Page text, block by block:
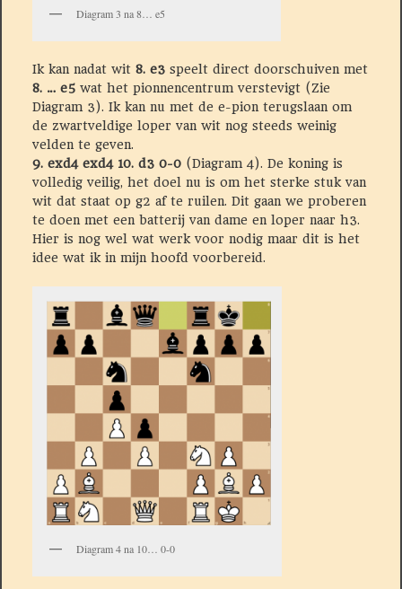
Diagram 3 na 8… e5
Ik kan nadat wit 8. e3speelt direct doorschuiven met
8. … e5 wat het pionnencentrum verstevigt (Zie
Diagram 3). Ik kan nu met de e-pion terugslaan om
de zwartveldige loper van wit nog steeds weinig
velden te geven.
9. exd4 exd4 10. d3 0-0 (Diagram 4). De koning is
volledig veilig, het doel nu is om het sterke stuk van
wit dat staat op g2 af te ruilen. Dit gaan we proberen
te doen met een batterij van dame en loper naar h3.
Hier is nog wel wat werk voor nodig maar dit is het
idee wat ik in mijn hoofd voorbereid.
Diagram 4 na 10… 0-0